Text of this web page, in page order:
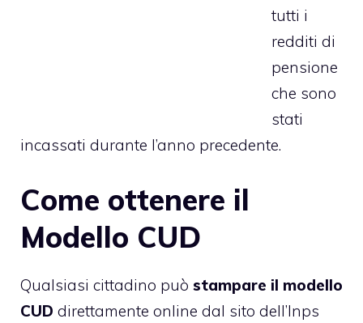
tutti i
redditi di
pensione
che sono
stati
incassati durante l’anno precedente.
Come ottenere il
Modello CUD
Qualsiasi cittadino può stampare il modello
CUD direttamente online dal sito dell’Inps